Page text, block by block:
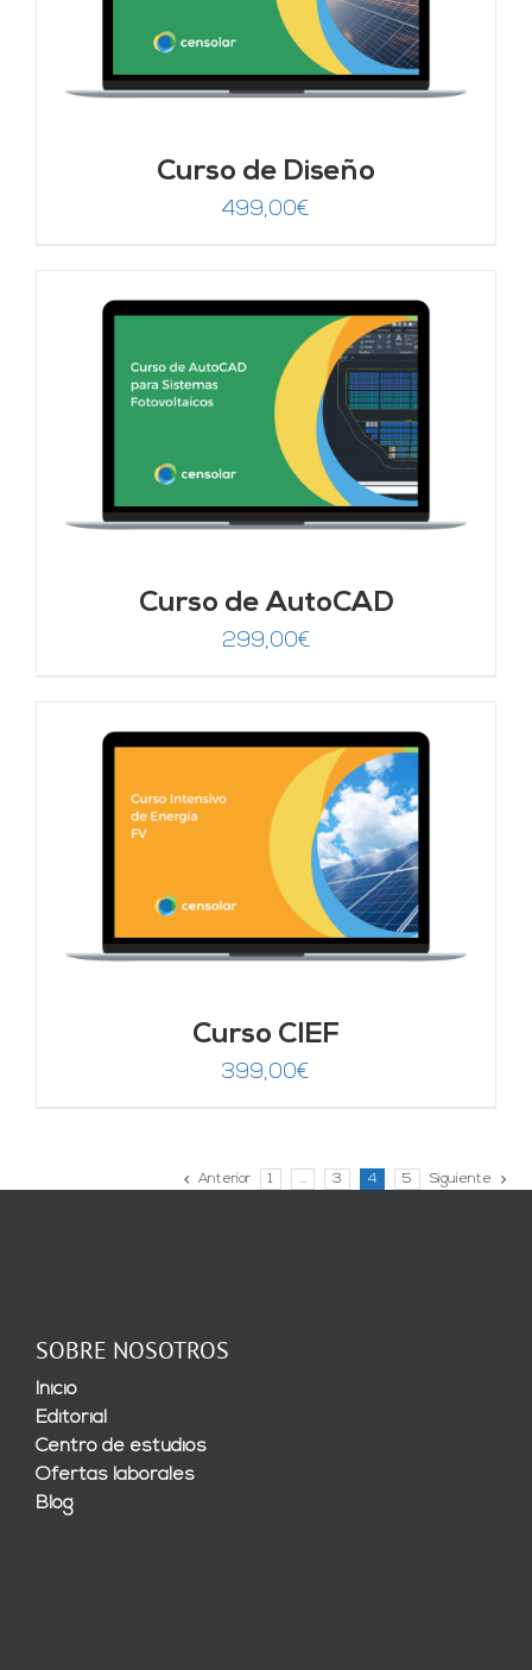
Curso de Diseño
499,00€
Curso de AutoCAD
299,00€
Curso CIEF
399,00€
Anterior 1 … 3 4 5 Siguiente
SOBRE NOSOTROS
Inicio
Editorial
Centro de estudios
Ofertas laborales
Blog